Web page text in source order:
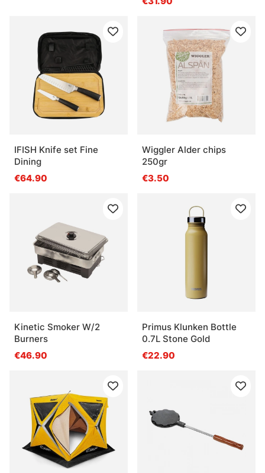
IFISH Knife set Fine
Dining
€64.90
Wiggler Alder chips
250gr
€3.50
Kinetic Smoker W/2
Burners
€46.90
Primus Klunken Bottle
0.7L Stone Gold
€22.90